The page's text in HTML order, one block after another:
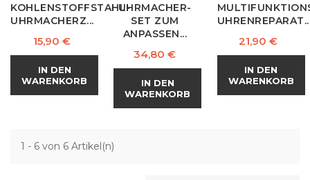
KOHLENSTOFFSTAHL-
UHRMACHERZ...
Preis
15,90 €
IN DEN
WARENKORB
UHRMACHER-
SET ZUM
ANPASSEN...
Preis
34,80 €
IN DEN
WARENKORB
Preis
21,90 €
IN DEN
WARENKORB
1 - 6 von 6 Artikel(n)